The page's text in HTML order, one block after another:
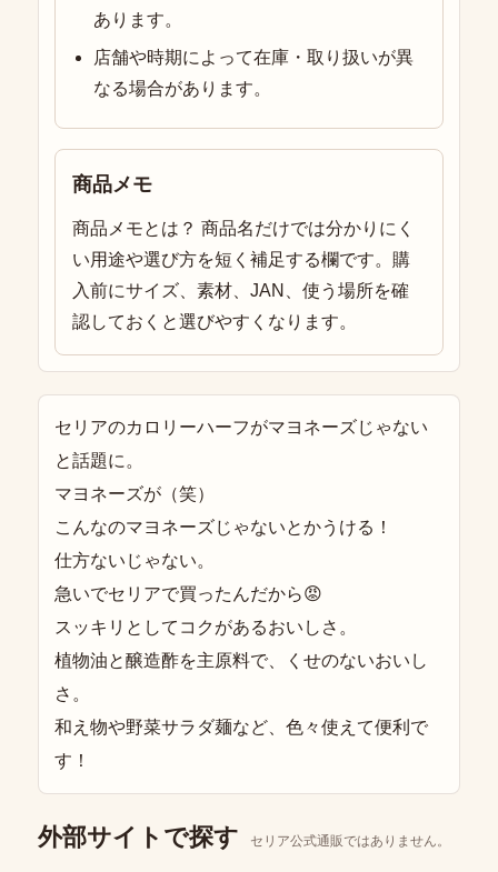
あります。
店舗や時期によって在庫・取り扱いが異
なる場合があります。
商品メモ
商品メモとは？ 商品名だけでは分かりにく
い用途や選び方を短く補足する欄です。購
入前にサイズ、素材、JAN、使う場所を確
認しておくと選びやすくなります。
セリアのカロリーハーフがマヨネーズじゃない
と話題に。
マヨネーズが（笑）
こんなのマヨネーズじゃないとかうける！
仕方ないじゃない。
急いでセリアで買ったんだから😡
スッキリとしてコクがあるおいしさ。
植物油と醸造酢を主原料で、くせのないおいし
さ。
和え物や野菜サラダ麺など、色々使えて便利で
す！
外部サイトで探す セリア公式通販ではありません。